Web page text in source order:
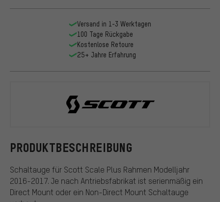
PRODUKTBESCHREIBUNG
Schaltauge für Scott Scale Plus Rahmen Modelljahr
2016-2017. Je nach Antriebsfabrikat ist serienmäßig ein
Direct Mount oder ein Non-Direct Mount Schaltauge
Versand in 1-3 Werktagen
100 Tage Rückgabe
Kostenlose Retoure
25+ Jahre Erfahrung